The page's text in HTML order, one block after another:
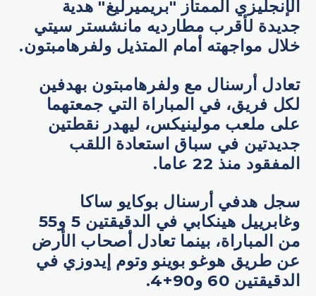
الإنجليزي الممتاز "بريميرليغ" هدية
جديدة لأقرب مطارديه مانشستر سيتي
خلال مواجهته أمام المتذيل ولفرهامبتون.
تعادل أرسنال مع ولفرهامبتون بهدفين
لكل فريق، في المباراة التي جمعتهما
على ملعب مولينيكس، ليهدر نقطتين
جديدتين في سباق استعادة اللقب
المفقود منذ 22 عاما.
سجل هدفي أرسنال بوكايو ساكا
وغابرييل هينكابي في الدقيقتين 5 و55
من المباراة، بينما تعادل أصحاب الأرض
عن طريق هوغو بوينو وتوم إيدوزي في
الدقيقتين 60 و90+4.